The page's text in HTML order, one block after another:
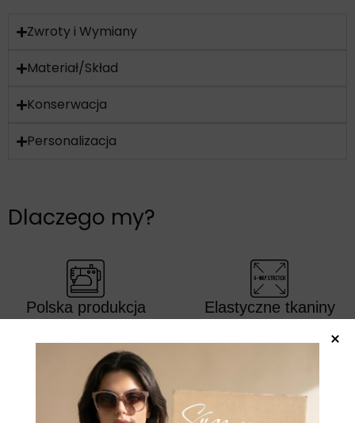
Zwroty i Wymiany
Materiał/Skład
Konserwacja
Personalizacja
Dlaczego my?
Polska produkcja
w Polsce, dzięki czemu
mamy pełną kontrolę nad
jakością i dopracowaniem
każdego detalu.
Elastyczne tkaniny
który rozciąga się w 4